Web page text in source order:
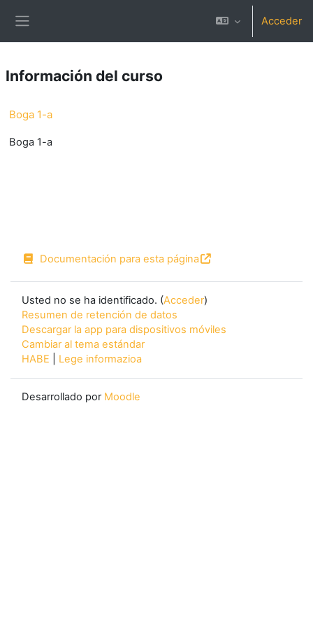
Acceder
Información del curso
Boga 1-a
Boga 1-a
Documentación para esta página
Usted no se ha identificado. (Acceder)
Resumen de retención de datos
Descargar la app para dispositivos móviles
Cambiar al tema estándar
HABE
Lege informazioa
Desarrollado por Moodle